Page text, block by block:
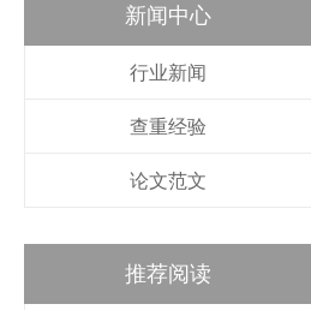
新闻中心
行业新闻
查重经验
论文范文
推荐阅读